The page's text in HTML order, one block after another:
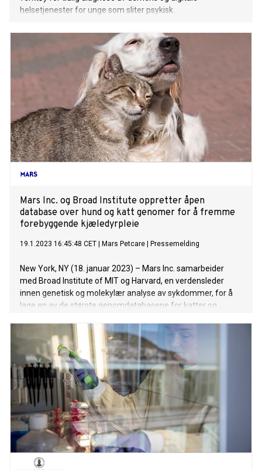
helsetjenester for unge som sliter psykisk.
Mars Inc. og Broad Institute oppretter åpen
database over hund og katt genomer for å fremme
forebyggende kjæledyrpleie
19.1.2023 16:45:48 CET Mars Petcare Pressemelding
New York, NY (18. januar 2023) – Mars Inc. samarbeider
med Broad Institute of MIT og Harvard, en verdensleder
innen genetisk og molekylær analyse av sykdommer, for å
lage en av de største genomdatabasene for katter og